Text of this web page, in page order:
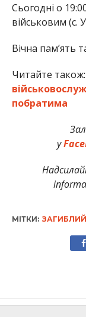
Сьогодні о
військовим (с.
Вічна пам’ять
Читайте також:
побратима
у
МІТКИ: